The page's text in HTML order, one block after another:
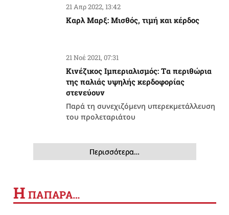
21 Απρ 2022, 13:42
Καρλ Μαρξ: Μισθός, τιμή και κέρδος
21 Νοέ 2021, 07:31
Κινέζικος Ιμπεριαλισμός: Tα περιθώρια
της παλιάς υψηλής κερδοφορίας
στενεύουν
Παρά τη συνεχιζόμενη υπερεκμετάλλευση
του προλεταριάτου
Περισσότερα…
Η ΠΑΠΑΡΑ…